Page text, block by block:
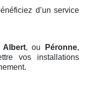
d’un service
Albert, ou Péronne,
vos installations